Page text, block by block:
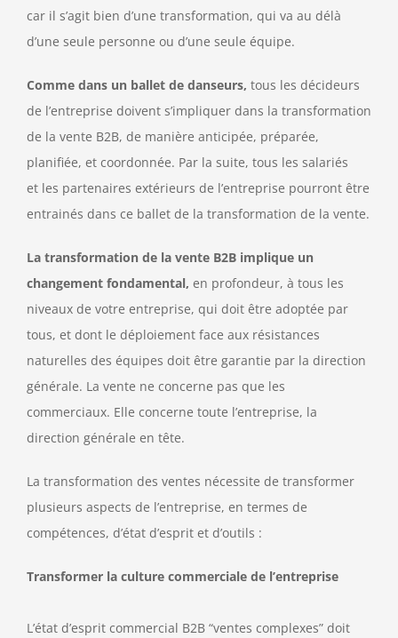
car il s’agit bien d’une transformation, qui va au délà
d’une seule personne ou d’une seule équipe.
Comme dans un ballet de danseurs, tous les décideurs
de l’entreprise doivent s’impliquer dans la transformation
de la vente B2B, de manière anticipée, préparée,
planifiée, et coordonnée. Par la suite, tous les salariés
et les partenaires extérieurs de l’entreprise pourront être
entrainés dans ce ballet de la transformation de la vente.
La transformation de la vente B2B implique un
changement fondamental, en profondeur, à tous les
niveaux de votre entreprise, qui doit être adoptée par
tous, et dont le déploiement face aux résistances
naturelles des équipes doit être garantie par la direction
générale. La vente ne concerne pas que les
commerciaux. Elle concerne toute l’entreprise, la
direction générale en tête.
La transformation des ventes nécessite de transformer
plusieurs aspects de l’entreprise, en termes de
compétences, d’état d’esprit et d’outils :
Transformer la culture commerciale de l’entreprise
L’état d’esprit commercial B2B “ventes complexes” doit